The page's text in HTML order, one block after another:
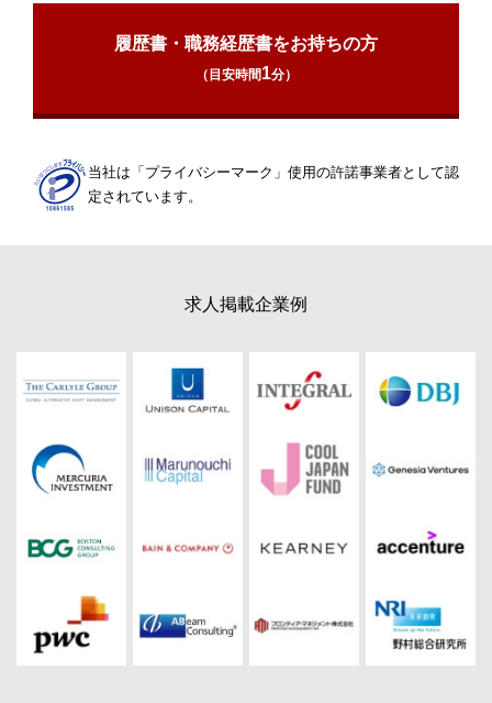
求人掲載企業例
履歴書・職務経歴書をお持ちの方
（目安時間1分）
当社は「プライバシーマーク」使用の許諾事業者として認
定されています。